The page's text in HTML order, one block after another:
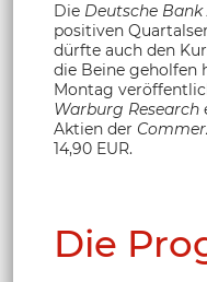
Die Deutsche Bank
positiven
dürfte auch den
die Beine geholfen
Montag
Warburg Research
Aktien der
14,90 EUR.
Die